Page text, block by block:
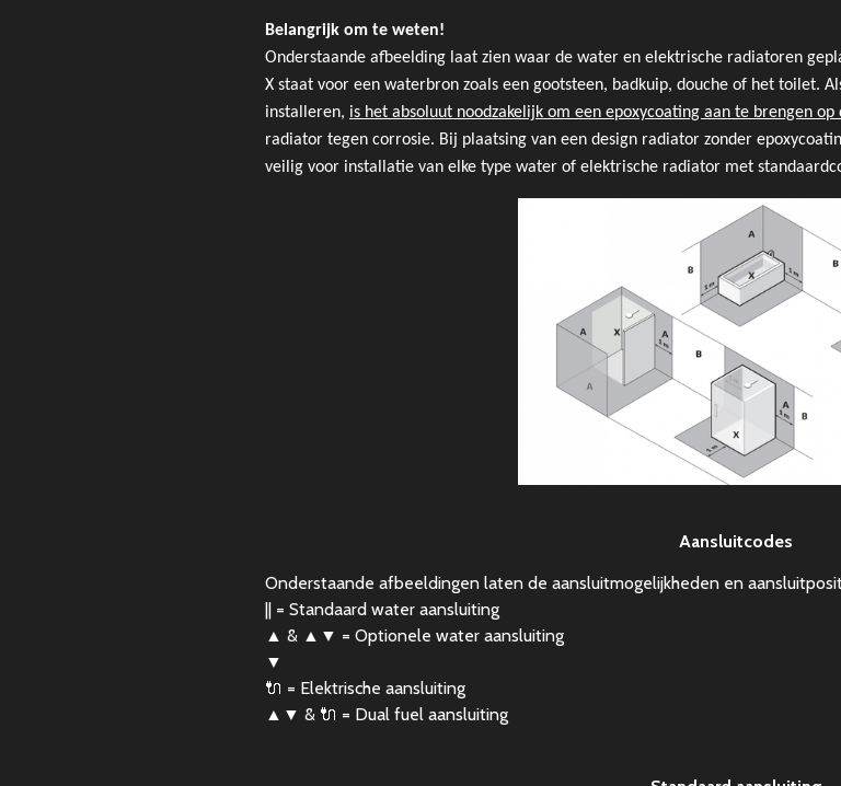
Belangrijk om te weten!
Onderstaande afbeelding laat zien waar de water en elektrische radiatoren
X staat voor een waterbron zoals een gootsteen, badkuip, douche of het toilet.
installeren, is het absoluut noodzakelijk om een epoxycoating aan te brengen
radiator tegen corrosie. Bij plaatsing van een design radiator zonder
veilig voor installatie van elke type water of elektrische radiator met
Aansluitcodes
Onderstaande afbeeldingen laten de aansluitmogelijkheden en
|| = Standaard water aansluiting
▲ & ▲▼ = Optionele water aansluiting
▼
🔌 = Elektrische aansluiting
▲▼ & 🔌 = Dual fuel aansluiting